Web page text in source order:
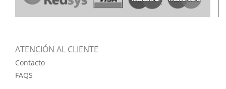
ATENCIÓN AL CLIENTE
Contacto
FAQS